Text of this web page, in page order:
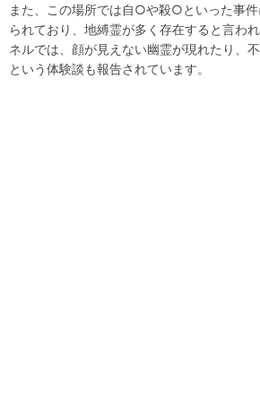
また、この場所では自○や殺○といった事
られており、地縛霊が多く存在すると言わ
ネルでは、顔が見えない幽霊が現れたり、
という体験談も報告されています。